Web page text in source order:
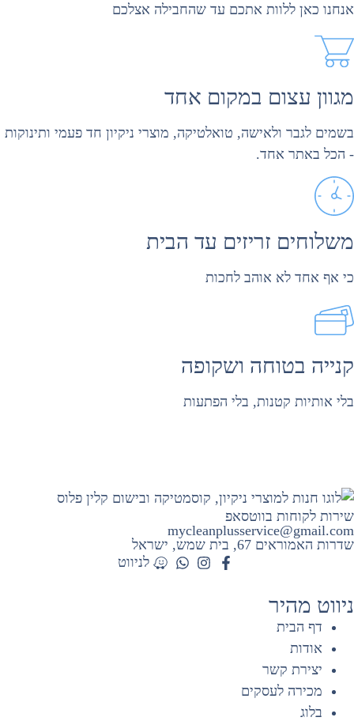
כאן ללוות אתכם עד שהחבילה אצלכם
עצום במקום אחד
לגבר ולאישה, טואלטיקה, מוצרי ניקיון חד פעמי ותינוקות
הכל באתר אחד.
זריזים עד הבית
אף אחד לא אוהב לחכות
בטוחה ושקופה
אותיות קטנות, בלי הפתעות
לקוחות בווטסאפ
האמוראים 67, בית שמש​, ישראל
לניווט
מהיר
דף הבית
אודות
יצירת קשר
מכירה לעסקים
בלוג